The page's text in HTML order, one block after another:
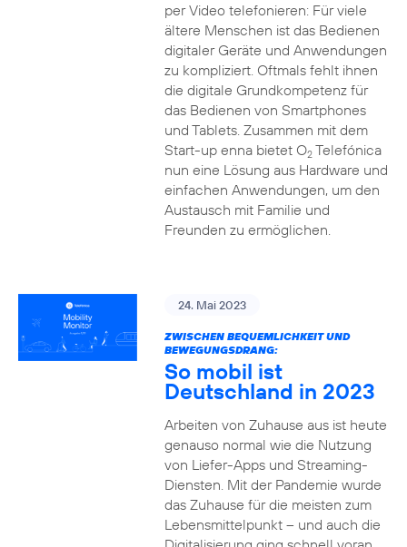
per Video telefonieren: Für viele
ältere Menschen ist das Bedienen
digitaler Geräte und Anwendungen
zu kompliziert. Oftmals fehlt ihnen
die digitale Grundkompetenz für
das Bedienen von Smartphones
und Tablets. Zusammen mit dem
Start-up enna bietet O2Telefónica
nun eine Lösung aus Hardware und
einfachen Anwendungen, um den
Austausch mit Familie und
Freunden zu ermöglichen.
24. Mai 2023
ZWISCHEN BEQUEMLICHKEIT UND
BEWEGUNGSDRANG:
So mobil ist
Deutschland in 2023
Arbeiten von Zuhause aus ist heute
genauso normal wie die Nutzung
von Liefer-Apps und Streaming-
Diensten. Mit der Pandemie wurde
das Zuhause für die meisten zum
Lebensmittelpunkt – und auch die